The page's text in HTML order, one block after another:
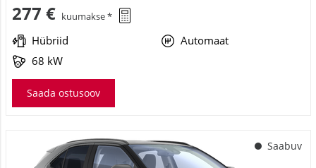
277 € kuumakse *
Hübriid
Automaat
68 kW
Saada ostusoov
Saabuv